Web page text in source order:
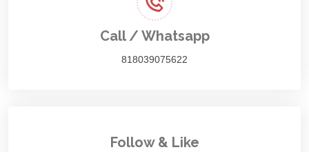
Call / Whatsapp
818039075622
Follow & Like